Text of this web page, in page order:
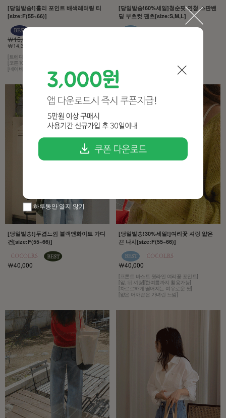
[당일발송!]홀리 포인트 배색레터링 티
[size:F(55~66)]
￦15,000
￦14,300 5%
[트렌디한 감성]
[코튼100% 소재]
[네이비 컬러에 화이트 레터링]
[당일발송!60%세일]청순핏 연청 스판밴
딩 부츠컷 팬츠[size:S,M,L]
[컬러는 4계절 내내 사랑받는 연청]
[당일발송!]두겹느낌 블랙앤화이트 가디
건[size:F(55~66)]
￦40,000
[당일발송!30%세일!]여리꽃 셔링 얇은
끈 나시[size:F(55~66)]
￦40,000
[프론트 바스트 윗라인 여리꽃 포인트]
[앞, 뒤 셔링][한여름까지 활용가능]
[차르르하게 떨어지는 여유로운 핏]
[얇은 어깨끈은 가녀린 느낌]
하루동안 열지 않기